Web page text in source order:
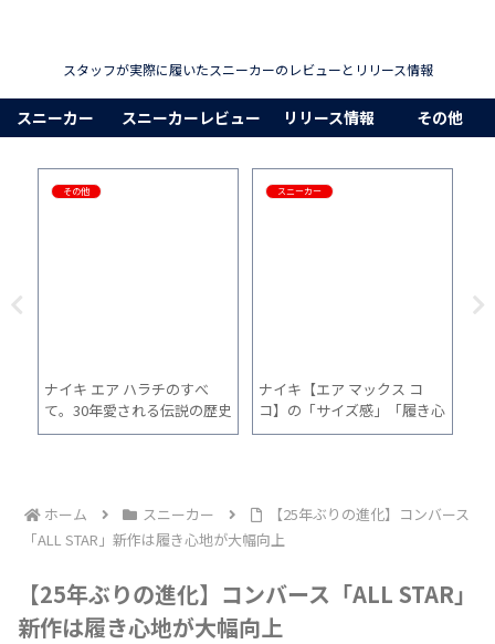
スタッフが実際に履いたスニーカーのレビューとリリース情報
スニーカー スニーカーレビュー リリース情報 その他
その他
ナイキ エア ハラチのすべ
て。30年愛される伝説の歴史
からサイズ感、履き心地、コ
スニーカー
ナイキ【エア マックス コ
コ】の「サイズ感」「履き心
地」「普段使い」を1ヵ月間
ホーム スニーカー
【25年ぶりの進化】コンバース
「ALL STAR」新作は履き心地が大幅向上
【25年ぶりの進化】コンバース「ALL STAR」
新作は履き心地が大幅向上